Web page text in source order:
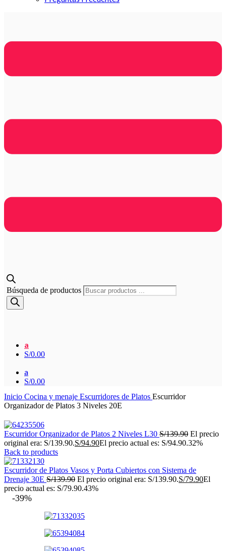
Búsqueda de productos
a
S/0.00
a
S/0.00
Inicio Cocina y menaje Escurridores de Platos Escurridor
Organizador de Platos 3 Niveles 20E
Escurridor Organizador de Platos 2 Niveles L30 S/139.90 El precio
original era: S/139.90.S/94.90El precio actual es: S/94.90.32%
Back to products
Escurridor de Platos Vasos y Porta Cubiertos con Sistema de
Drenaje 30E S/139.90 El precio original era: S/139.90.S/79.90El
precio actual es: S/79.90.43%
-39%